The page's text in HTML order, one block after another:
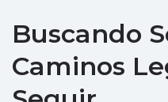
Buscando
Caminos